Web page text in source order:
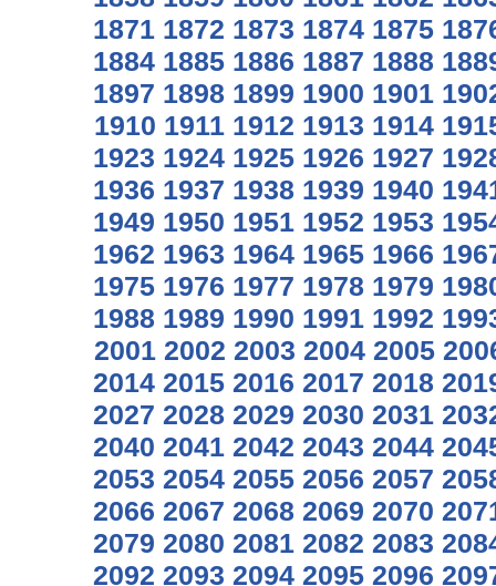
1871 1872 1873 1874 1875
1884 1885 1886 1887 1888
1897 1898 1899 1900 1901
1910 1911 1912 1913 1914
1923 1924 1925 1926 1927
1936 1937 1938 1939 1940
1949 1950 1951 1952 1953
1962 1963 1964 1965 1966
1975 1976 1977 1978 1979
1988 1989 1990 1991 1992
2001 2002 2003 2004 2005
2014 2015 2016 2017 2018
2027 2028 2029 2030 2031
2040 2041 2042 2043 2044
2053 2054 2055 2056 2057
2066 2067 2068 2069 2070
2079 2080 2081 2082 2083
2092 2093 2094 2095 2096